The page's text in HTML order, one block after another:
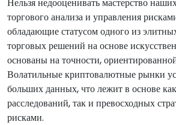
торгового анализа и управления
обладающие статусом одного из
торговых решений на основе
основаны на точности,
Волатильные криптовалютные рынки
больших данных, что лежит в основе
расследований, так и превосходных
рисками.